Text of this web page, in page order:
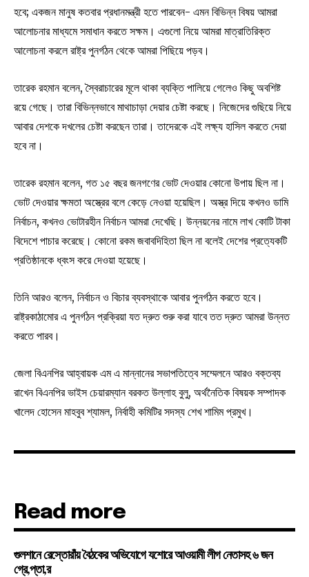
হবে; একজন মানুষ কতবার প্রধানমন্ত্রী হতে পারবেন- এমন বিভিন্ন বিষয় আমরা
আলোচনার মাধ্যমে সমাধান করতে সক্ষম। এগুলো নিয়ে আমরা মাত্রাতিরিক্ত
আলোচনা করলে রাষ্ট্র পুনর্গঠন থেকে আমরা পিছিয়ে পড়ব।
তারেক রহমান বলেন, স্বৈরাচারের মূলে থাকা ব্যক্তি পালিয়ে গেলেও কিছু অবশিষ্ট
রয়ে গেছে। তারা বিভিন্নভাবে মাথাচাড়া দেয়ার চেষ্টা করছে। নিজেদের গুছিয়ে নিয়ে
আবার দেশকে দখলের চেষ্টা করছেন তারা। তাদেরকে এই লক্ষ্য হাসিল করতে দেয়া
হবে না।
তারেক রহমান বলেন, গত ১৫ বছর জনগণের ভোট দেওয়ার কোনো উপায় ছিল না।
ভোট দেওয়ার ক্ষমতা অস্ত্রের বলে কেড়ে নেওয়া হয়েছিল। অস্ত্র দিয়ে কখনও ডামি
নির্বাচন, কখনও ভোটারহীন নির্বাচন আমরা দেখেছি। উন্নয়নের নামে লাখ কোটি টাকা
বিদেশে পাচার করেছে। কোনো রকম জবাবদিহিতা ছিল না বলেই দেশের প্রত্যেকটি
প্রতিষ্ঠানকে ধ্বংস করে দেওয়া হয়েছে।
তিনি আরও বলেন, নির্বাচন ও বিচার ব্যবস্থাকে আবার পুনর্গঠন করতে হবে।
রাষ্ট্রকাঠামোর এ পুনর্গঠন প্রক্রিয়া যত দ্রুত শুরু করা যাবে তত দ্রুত আমরা উন্নত
করতে পারব।
জেলা বিএনপির আহ্বায়ক এম এ মান্নানের সভাপতিত্বে সম্মেলনে আরও বক্তব্য
রাখেন বিএনপির ভাইস চেয়ারম্যান বরকত উল্লাহ বুলু, অর্থনৈতিক বিষয়ক সম্পাদক
খালেদ হোসেন মাহবুব শ্যামল, নির্বাহী কমিটির সদস্য শেখ শামিম প্রমুখ।
Read more
গুলশানে রেস্তোরাঁয় বৈঠকের অভিযোগে যশোরে আওয়ামী লীগ নেতাসহ ৬ জন
গ্রে,প্তা,র